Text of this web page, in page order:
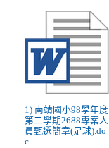
1) 南靖國小98學年度
第二學期2688專案人
員甄選簡章(足球).do
c